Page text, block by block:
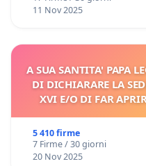
11 Nov 2025
A SUA SANTITA' PAPA
DI DICHIARARE LA
XVI E/O DI FAR
5 410 firme
7 Firme / 30 giorni
20 Nov 2025